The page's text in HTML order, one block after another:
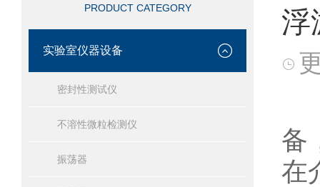
PRODUCT CATEGORY
实验室仪器设备
密封性测试仪
不溶性微粒检测仪
振荡器
浮
备
在